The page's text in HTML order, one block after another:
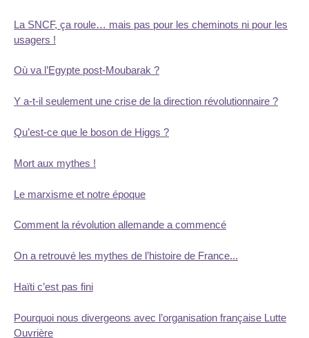
La SNCF, ça roule… mais pas pour les cheminots ni pour les
usagers !
Où va l’Egypte post-Moubarak ?
Y a-t-il seulement une crise de la direction révolutionnaire ?
Qu’est-ce que le boson de Higgs ?
Mort aux mythes !
Le marxisme et notre époque
Comment la révolution allemande a commencé
On a retrouvé les mythes de l’histoire de France...
Haïti c’est pas fini
Pourquoi nous divergeons avec l’organisation française Lutte
Ouvrière